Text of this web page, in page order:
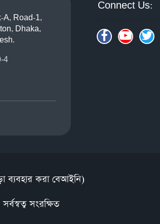
A, Road-1,
Dhaka,
4
Connect Us:
ব্যবহার করা বেআইনি)
সংরক্ষিত